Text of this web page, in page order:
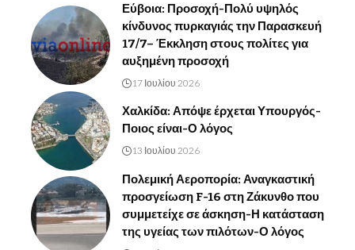
Εύβοια: Προσοχή-Πολύ υψηλός
κίνδυνος πυρκαγιάς την Παρασκευή
17/7– Έκκληση στους πολίτες για
αυξημένη προσοχή
17 Ιουλίου 2026
Χαλκίδα: Απόψε έρχεται Υπουργός-
Ποιος είναι-Ο λόγος
13 Ιουλίου 2026
Πολεμική Αεροπορία: Αναγκαστική
προσγείωση F-16 στη Ζάκυνθο που
συμμετείχε σε άσκηση-Η κατάσταση
της υγείας των πιλότων-Ο λόγος